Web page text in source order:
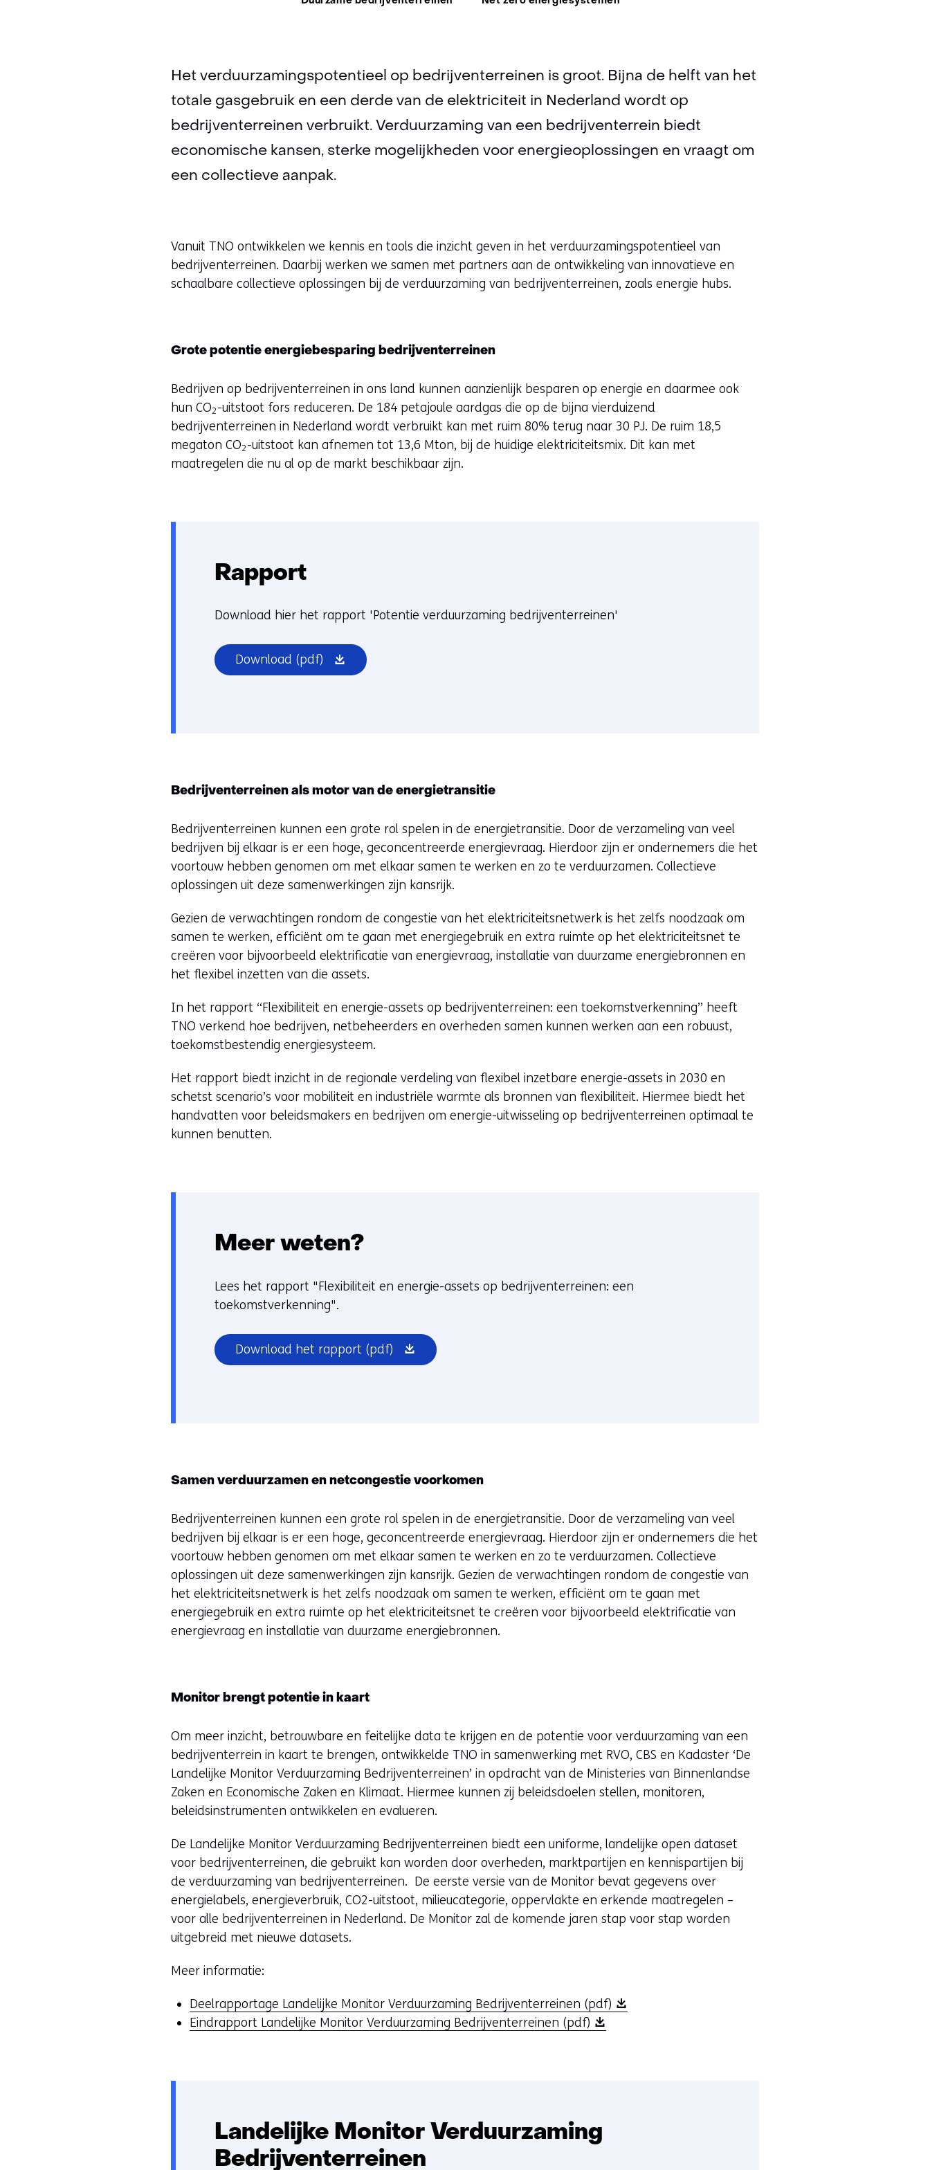
Het verduurzamingspotentieel op bedrijventerreinen is groot. Bijna de helft van het
totale gasgebruik en een derde van de elektriciteit in Nederland wordt op
bedrijventerreinen verbruikt. Verduurzaming van een bedrijventerrein biedt
economische kansen, sterke mogelijkheden voor energieoplossingen en vraagt om
een collectieve aanpak.
Vanuit TNO ontwikkelen we kennis en tools die inzicht geven in het verduurzamingspotentieel van
bedrijventerreinen. Daarbij werken we samen met partners aan de ontwikkeling van innovatieve en
schaalbare collectieve oplossingen bij de verduurzaming van bedrijventerreinen, zoals energie hubs.
Grote potentie energiebesparing bedrijventerreinen
Bedrijven op bedrijventerreinen in ons land kunnen aanzienlijk besparen op energie en daarmee ook
hun CO2-uitstoot fors reduceren. De 184 petajoule aardgas die op de bijna vierduizend
bedrijventerreinen in Nederland wordt verbruikt kan met ruim 80% terug naar 30 PJ. De ruim 18,5
megaton CO2-uitstoot kan afnemen tot 13,6 Mton, bij de huidige elektriciteitsmix. Dit kan met
maatregelen die nu al op de markt beschikbaar zijn.
Rapport
Download hier het rapport 'Potentie verduurzaming bedrijventerreinen'
Download (pdf) (opent
in
Bedrijventerreinen als motor van de energietransitie
Bedrijventerreinen kunnen een grote rol spelen in de energietransitie. Door de verzameling van veel
bedrijven bij elkaar is er een hoge, geconcentreerde energievraag. Hierdoor zijn er ondernemers die het
voortouw hebben genomen om met elkaar samen te werken en zo te verduurzamen. Collectieve
oplossingen uit deze samenwerkingen zijn kansrijk.
Gezien de verwachtingen rondom de congestie van het elektriciteitsnetwerk is het zelfs noodzaak om
samen te werken, efficiënt om te gaan met energiegebruik en extra ruimte op het elektriciteitsnet te
creëren voor bijvoorbeeld elektrificatie van energievraag, installatie van duurzame energiebronnen en
het flexibel inzetten van die assets.
In het rapport “Flexibiliteit en energie-assets op bedrijventerreinen: een toekomstverkenning” heeft
TNO verkend hoe bedrijven, netbeheerders en overheden samen kunnen werken aan een robuust,
toekomstbestendig energiesysteem.
Het rapport biedt inzicht in de regionale verdeling van flexibel inzetbare energie-assets in 2030 en
schetst scenario’s voor mobiliteit en industriële warmte als bronnen van flexibiliteit. Hiermee biedt het
handvatten voor beleidsmakers en bedrijven om energie-uitwisseling op bedrijventerreinen optimaal te
kunnen benutten.
Meer weten?
Lees het rapport "Flexibiliteit en energie-assets op bedrijventerreinen: een
toekomstverkenning".
Download het rapport (pdf) (opent
in
Samen verduurzamen en netcongestie voorkomen
Bedrijventerreinen kunnen een grote rol spelen in de energietransitie. Door de verzameling van veel
bedrijven bij elkaar is er een hoge, geconcentreerde energievraag. Hierdoor zijn er ondernemers die het
voortouw hebben genomen om met elkaar samen te werken en zo te verduurzamen. Collectieve
oplossingen uit deze samenwerkingen zijn kansrijk. Gezien de verwachtingen rondom de congestie van
het elektriciteitsnetwerk is het zelfs noodzaak om samen te werken, efficiënt om te gaan met
energiegebruik en extra ruimte op het elektriciteitsnet te creëren voor bijvoorbeeld elektrificatie van
energievraag en installatie van duurzame energiebronnen.
Monitor brengt potentie in kaart
Om meer inzicht, betrouwbare en feitelijke data te krijgen en de potentie voor verduurzaming van een
bedrijventerrein in kaart te brengen, ontwikkelde TNO in samenwerking met RVO, CBS en Kadaster ‘De
Landelijke Monitor Verduurzaming Bedrijventerreinen’ in opdracht van de Ministeries van Binnenlandse
Zaken en Economische Zaken en Klimaat. Hiermee kunnen zij beleidsdoelen stellen, monitoren,
beleidsinstrumenten ontwikkelen en evalueren.
De Landelijke Monitor Verduurzaming Bedrijventerreinen biedt een uniforme, landelijke open dataset
voor bedrijventerreinen, die gebruikt kan worden door overheden, marktpartijen en kennispartijen bij
de verduurzaming van bedrijventerreinen. De eerste versie van de Monitor bevat gegevens over
energielabels, energieverbruik, CO2-uitstoot, milieucategorie, oppervlakte en erkende maatregelen –
voor alle bedrijventerreinen in Nederland. De Monitor zal de komende jaren stap voor stap worden
uitgebreid met nieuwe datasets.
Meer informatie:
Deelrapportage Landelijke Monitor Verduurzaming Bedrijventerreinen (pdf)
Eindrapport Landelijke Monitor Verduurzaming Bedrijventerreinen (pdf)
i
Landelijke Monitor Verduurzaming
Bedrijventerreinen